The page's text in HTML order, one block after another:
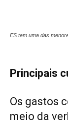
ES tem uma das
Principais
Os gastos
meio da